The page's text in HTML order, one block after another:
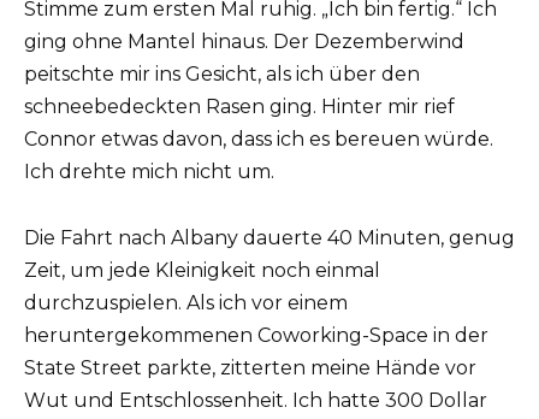
Stimme zum ersten Mal ruhig. „Ich bin fertig.“ Ich
ging ohne Mantel hinaus. Der Dezemberwind
peitschte mir ins Gesicht, als ich über den
schneebedeckten Rasen ging. Hinter mir rief
Connor etwas davon, dass ich es bereuen würde.
Ich drehte mich nicht um.
Die Fahrt nach Albany dauerte 40 Minuten, genug
Zeit, um jede Kleinigkeit noch einmal
durchzuspielen. Als ich vor einem
heruntergekommenen Coworking-Space in der
State Street parkte, zitterten meine Hände vor
Wut und Entschlossenheit. Ich hatte 300 Dollar